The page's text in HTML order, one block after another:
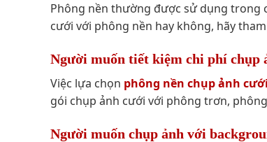
Phông nền thường được sử dụng trong
cưới với phông nền hay không, hãy
Người muốn tiết kiệm chi phí chụp
Việc lựa chọn phông nền chụp ảnh
gói chụp ảnh cưới với phông trơn,
Người muốn chụp ảnh với